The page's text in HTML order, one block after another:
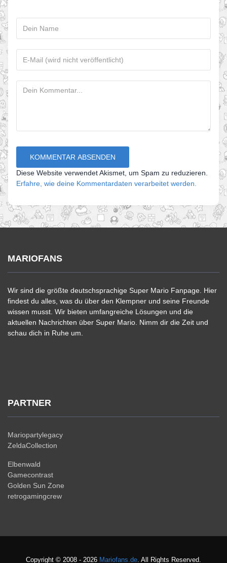
Diese Website verwendet Akismet, um Spam zu reduzieren.
Erfahre, wie deine Kommentardaten verarbeitet werden.
MARIOFANS
Wir sind die größte deutschsprachige Super Mario Fanpage. Hier
findest du alles, was du über den Klempner und seine Freunde
wissen musst. Wir bieten umfangreiche Lösungen und die
aktuellen Nachrichten über Super Mario. Nimm dir die Zeit und
schau dich in Ruhe um.
PARTNER
Mariopartylegacy
ZeldaCollection
Elbenwald
Gamecontrast
Golden Sun Zone
retrogamingcrew
Copyright © 2008 - 2026 Mariofans.de. All Rights Reserved.